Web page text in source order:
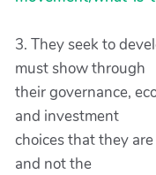
3. They seek to
must show through
their governance,
and investment
choices that they
and not the